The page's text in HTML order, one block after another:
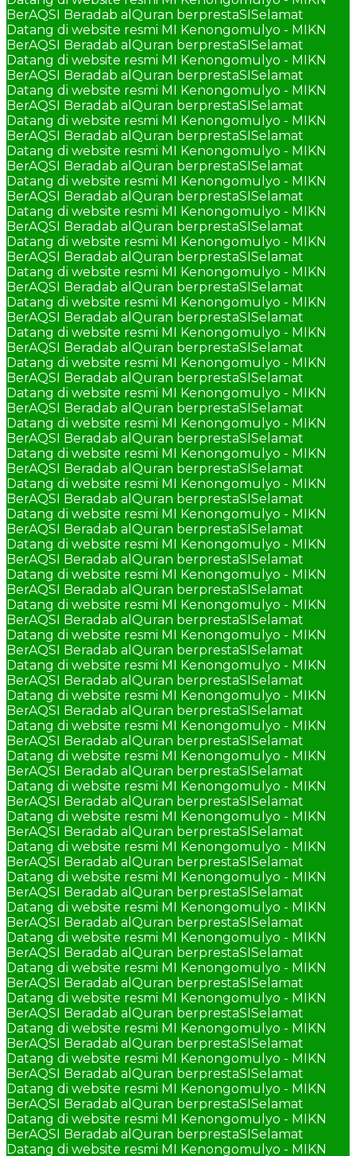
BerAQSI Beradab alQuran berprestaSISelamat
Datang di website resmi MI Kenongomulyo - MIKN
BerAQSI Beradab alQuran berprestaSISelamat
Datang di website resmi MI Kenongomulyo - MIKN
BerAQSI Beradab alQuran berprestaSISelamat
Datang di website resmi MI Kenongomulyo - MIKN
BerAQSI Beradab alQuran berprestaSISelamat
Datang di website resmi MI Kenongomulyo - MIKN
BerAQSI Beradab alQuran berprestaSISelamat
Datang di website resmi MI Kenongomulyo - MIKN
BerAQSI Beradab alQuran berprestaSISelamat
Datang di website resmi MI Kenongomulyo - MIKN
BerAQSI Beradab alQuran berprestaSISelamat
Datang di website resmi MI Kenongomulyo - MIKN
BerAQSI Beradab alQuran berprestaSISelamat
Datang di website resmi MI Kenongomulyo - MIKN
BerAQSI Beradab alQuran berprestaSISelamat
Datang di website resmi MI Kenongomulyo - MIKN
BerAQSI Beradab alQuran berprestaSISelamat
Datang di website resmi MI Kenongomulyo - MIKN
BerAQSI Beradab alQuran berprestaSISelamat
Datang di website resmi MI Kenongomulyo - MIKN
BerAQSI Beradab alQuran berprestaSISelamat
Datang di website resmi MI Kenongomulyo - MIKN
BerAQSI Beradab alQuran berprestaSISelamat
Datang di website resmi MI Kenongomulyo - MIKN
BerAQSI Beradab alQuran berprestaSISelamat
Datang di website resmi MI Kenongomulyo - MIKN
BerAQSI Beradab alQuran berprestaSISelamat
Datang di website resmi MI Kenongomulyo - MIKN
BerAQSI Beradab alQuran berprestaSISelamat
Datang di website resmi MI Kenongomulyo - MIKN
BerAQSI Beradab alQuran berprestaSISelamat
Datang di website resmi MI Kenongomulyo - MIKN
BerAQSI Beradab alQuran berprestaSISelamat
Datang di website resmi MI Kenongomulyo - MIKN
BerAQSI Beradab alQuran berprestaSISelamat
Datang di website resmi MI Kenongomulyo - MIKN
BerAQSI Beradab alQuran berprestaSISelamat
Datang di website resmi MI Kenongomulyo - MIKN
BerAQSI Beradab alQuran berprestaSISelamat
Datang di website resmi MI Kenongomulyo - MIKN
BerAQSI Beradab alQuran berprestaSISelamat
Datang di website resmi MI Kenongomulyo - MIKN
BerAQSI Beradab alQuran berprestaSISelamat
Datang di website resmi MI Kenongomulyo - MIKN
BerAQSI Beradab alQuran berprestaSISelamat
Datang di website resmi MI Kenongomulyo - MIKN
BerAQSI Beradab alQuran berprestaSISelamat
Datang di website resmi MI Kenongomulyo - MIKN
BerAQSI Beradab alQuran berprestaSISelamat
Datang di website resmi MI Kenongomulyo - MIKN
BerAQSI Beradab alQuran berprestaSISelamat
Datang di website resmi MI Kenongomulyo - MIKN
BerAQSI Beradab alQuran berprestaSISelamat
Datang di website resmi MI Kenongomulyo - MIKN
BerAQSI Beradab alQuran berprestaSISelamat
Datang di website resmi MI Kenongomulyo - MIKN
BerAQSI Beradab alQuran berprestaSISelamat
Datang di website resmi MI Kenongomulyo - MIKN
BerAQSI Beradab alQuran berprestaSISelamat
Datang di website resmi MI Kenongomulyo - MIKN
BerAQSI Beradab alQuran berprestaSISelamat
Datang di website resmi MI Kenongomulyo - MIKN
BerAQSI Beradab alQuran berprestaSISelamat
Datang di website resmi MI Kenongomulyo - MIKN
BerAQSI Beradab alQuran berprestaSISelamat
Datang di website resmi MI Kenongomulyo - MIKN
BerAQSI Beradab alQuran berprestaSISelamat
Datang di website resmi MI Kenongomulyo - MIKN
BerAQSI Beradab alQuran berprestaSISelamat
Datang di website resmi MI Kenongomulyo - MIKN
BerAQSI Beradab alQuran berprestaSISelamat
Datang di website resmi MI Kenongomulyo - MIKN
BerAQSI Beradab alQuran berprestaSISelamat
Datang di website resmi MI Kenongomulyo - MIKN